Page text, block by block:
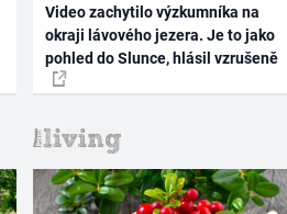
Video zachytilo výzkumníka na
okraji lávového jezera. Je to jako
pohled do Slunce, hlásil vzrušeně